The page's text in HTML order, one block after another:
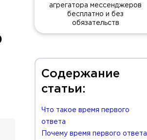
агрегатора мессенджеров
бесплатно и без
обязательств
Содержание
статьи:
Что такое время первого
ответа
Почему время первого ответа